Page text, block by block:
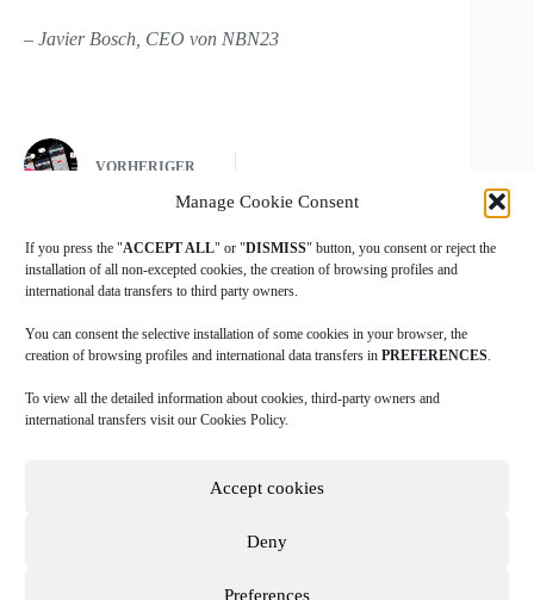
Manage Cookie Consent
If you press the "ACCEPT ALL" or "DISMISS" button, you consent or reject the
installation of all non-excepted cookies, the creation of browsing profiles and
international data transfers to third party owners.
You can consent the selective installation of some cookies in your browser, the
creation of browsing profiles and international data transfers in PREFERENCES.
To view all the detailed information about cookies, third-party owners and
international transfers visit our Cookies Policy.
Accept cookies
Deny
Preferences
– Javier Bosch, CEO von NBN23
VORHERIGER
OF USE |DOWNLOAD INGAME
Data Sportstechcompany.
COMPANIES CREATION program (CALL 2015) financing equipment and
people for the development of our project. *